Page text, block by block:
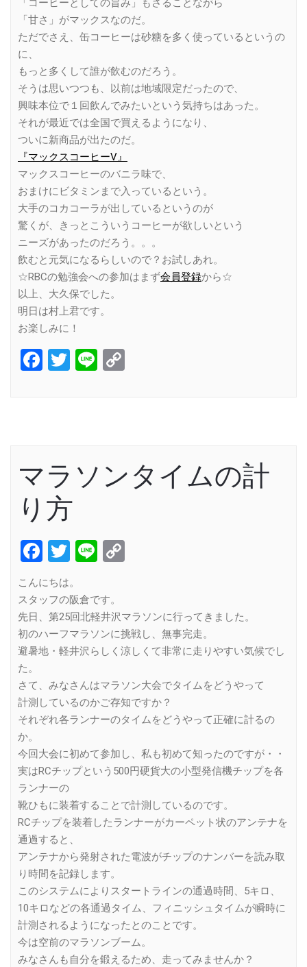
「コーヒーとしての旨み」もさることながら
「甘さ」がマックスなのだ。
ただでさえ、缶コーヒーは砂糖を多く使っているというの
に、
もっと多くして誰が飲むのだろう。
そうは思いつつも、以前は地域限定だったので、
興味本位で１回飲んでみたいという気持ちはあった。
それが最近では全国で買えるようになり、
ついに新商品が出たのだ。
『マックスコーヒーV』
マックスコーヒーのバニラ味で、
おまけにビタミンまで入っているという。
大手のコカコーラが出しているというのが
驚くが、きっとこういうコーヒーが欲しいという
ニーズがあったのだろう。。。
飲むと元気になるらしいので？お試しあれ。
☆RBCの勉強会への参加はまず会員登録から☆
以上、大久保でした。
明日は村上君です。
お楽しみに！
Facebook
Twitter
Line
マラソンタイムの計
り方
Facebook
Twitter
Line
こんにちは。
スタッフの阪倉です。
先日、第25回北軽井沢マラソンに行ってきました。
初のハーフマラソンに挑戦し、無事完走。
避暑地・軽井沢らしく涼しくて非常に走りやすい気候でし
た。
さて、みなさんはマラソン大会でタイムをどうやって
計測しているのかご存知ですか？
それぞれ各ランナーのタイムをどうやって正確に計るの
か。
今回大会に初めて参加し、私も初めて知ったのですが・・
実はRCチップという500円硬貨大の小型発信機チップを各
ランナーの
靴ひもに装着することで計測しているのです。
RCチップを装着したランナーがカーペット状のアンテナを
通過すると、
アンテナから発射された電波がチップのナンバーを読み取
り時間を記録します。
このシステムによりスタートラインの通過時間、5キロ、
10キロなどの各通過タイム、フィニッシュタイムが瞬時に
計測されるようになったとのことです。
今は空前のマラソンブーム。
みなさんも自分を鍛えるため、走ってみませんか？